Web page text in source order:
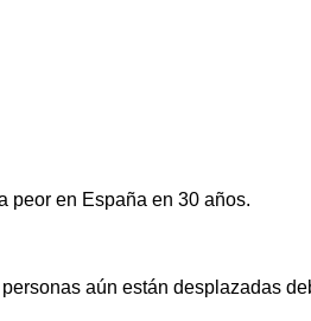
peor en España en 30 años.
aún están desplazadas